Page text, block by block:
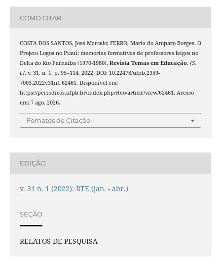
COMO CITAR
COSTA DOS SANTOS, José Marcelo; FERRO, Maria do Amparo Borges. O
Projeto Logos no Piauí: memórias formativas de professores leigos no
Delta do Rio Parnaíba (1970-1980). Revista Temas em Educação, [S.
l.], v. 31, n. 1, p. 95–114, 2022. DOI: 10.22478/ufpb.2359-
7003.2022v31n1.62461. Disponível em:
https://periodicos.ufpb.br/index.php/rteo/article/view/62461. Acesso
em: 7 ago. 2026.
Fomatos de Citação
EDIÇÃO
v. 31 n. 1 (2022): RTE (jan. - abr.)
SEÇÃO
RELATOS DE PESQUISA